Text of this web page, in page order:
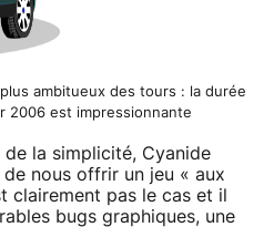
ambitueux des tours : la durée
2006 est impressionnante
la simplicité, Cyanide
nous offrir un jeu « aux
clairement pas le cas et il
bugs graphiques, une